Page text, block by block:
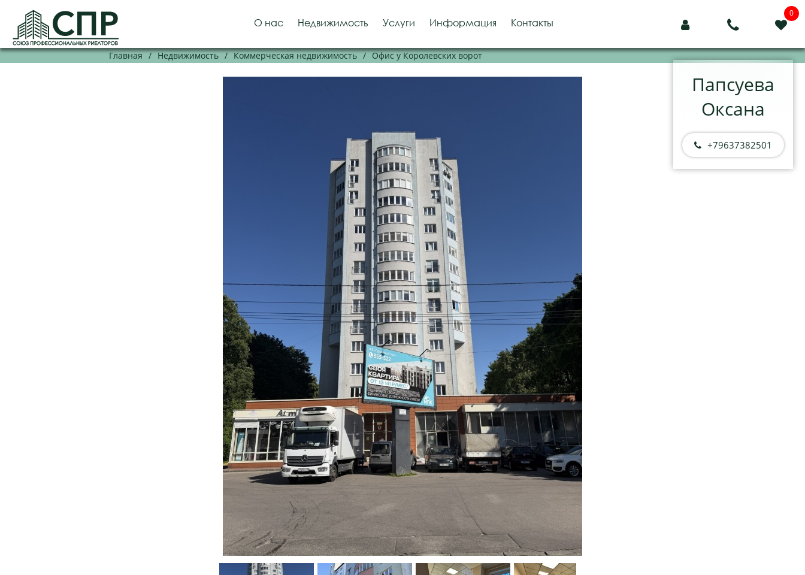
О нас Недвижимость Услуги Информация Контакты 
0


Главная / Недвижимость / Коммерческая недвижимость / Офис у Королевских ворот
Папсуева
Оксана
+79637382501